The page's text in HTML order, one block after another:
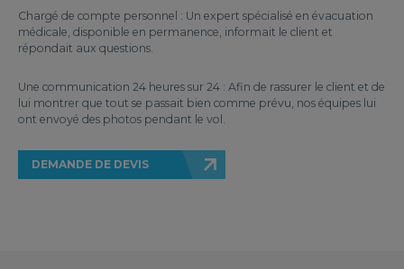
Chargé de compte personnel : Un expert spécialisé en évacuation
médicale, disponible en permanence, informait le client et
répondait aux questions.
Une communication 24 heures sur 24 : Afin de rassurer le client et de
lui montrer que tout se passait bien comme prévu, nos équipes lui
ont envoyé des photos pendant le vol.
DEMANDE DE DEVIS